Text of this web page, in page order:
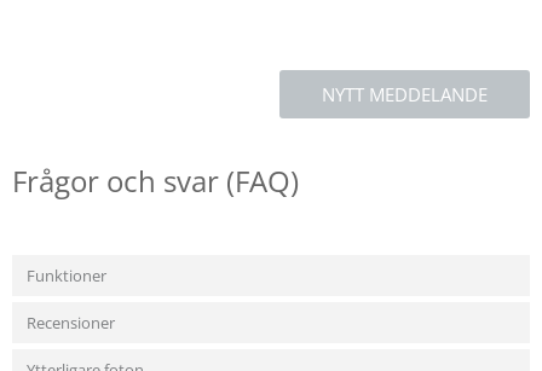
NYTT MEDDELANDE
Frågor och svar (FAQ)
Funktioner
Recensioner